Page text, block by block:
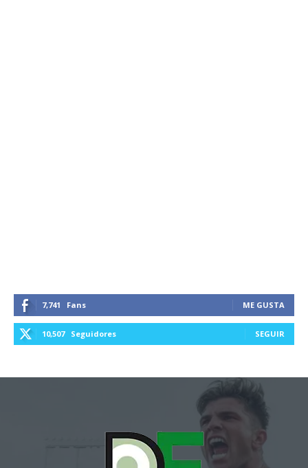
7,741 Fans ME GUSTA
10,507 Seguidores SEGUIR